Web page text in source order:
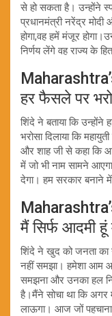
से हो सकता है। उन्होंने
प्रधानमंत्री नरेंद्र
होगा,वह हमें मंजूर
निर्णय लेंगे वह राज्य के
हर फैसले पर
शिंदे ने बताया कि उन्होंने
भरोसा दिलाया कि
और शाह जी से कहा कि
में जो भी नाम सामने
देगा। हम सरकार बनाने में
मैं सिर्फ आदमी हूं
शिंदे ने खुद को जनता का
नहीं समझा। हमेशा आम
समझना और उनका हल
है।मैंने सोचा था कि अगर
लाऊगा। आज जों